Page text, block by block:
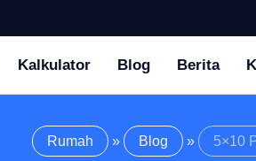
Kalkulator Blog Berita
Rumah » Blog » 5×10